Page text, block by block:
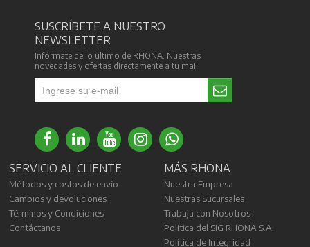
SUSCRÍBETE A NUESTRO
NEWSLETTER
Infórmate de lo último de RHONA. Nuestras
novedades y ofertas directamente a tu mail.
SERVICIO AL CLIENTE
Métodos y costos de envío
Cambios y devoluciones
Términos y Condiciones
Contáctanos
MÁS RHONA
Nuestra Empresa
Nuestras Sucursales
Trabaja con Nosotros
Política del SIG RHONA S.A.
Política de Integridad